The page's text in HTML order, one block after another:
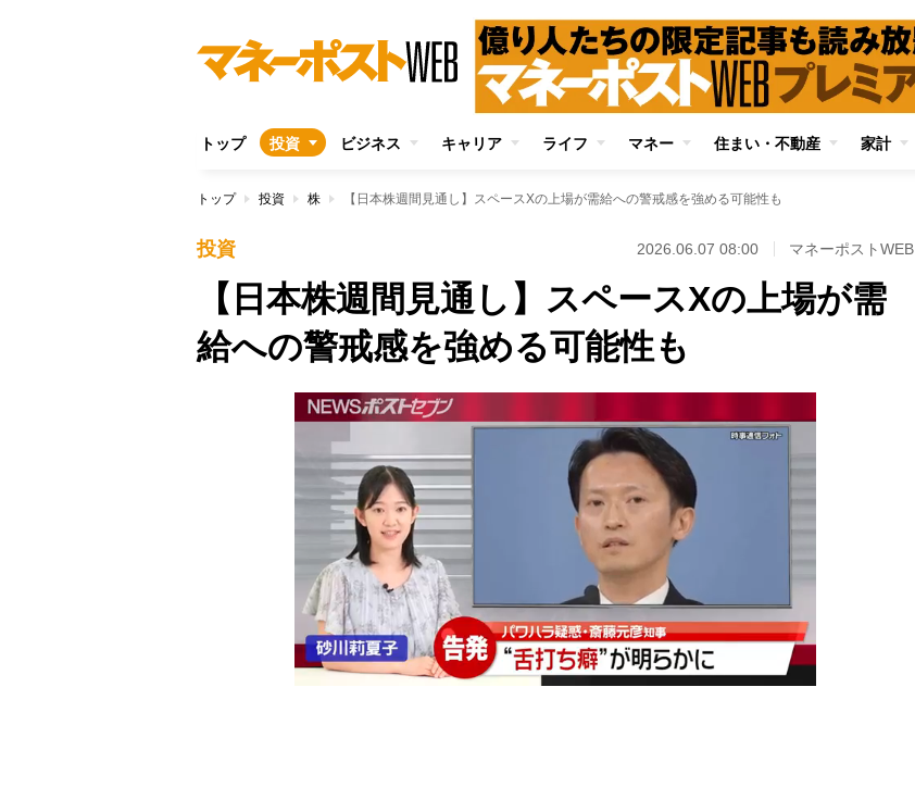
トップ 投資 ビジネス キャリア ライフ マネー 住まい・不動産 家計
トップ 投資 株 【日本株週間見通し】スペースXの上場が需給への警戒感を強める可能性も
投資 2026.06.07 08:00 マネーポストWEB
【日本株週間見通し】スペースXの上場が需
給への警戒感を強める可能性も